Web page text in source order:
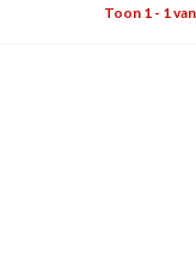
Toon 1 - 1 van